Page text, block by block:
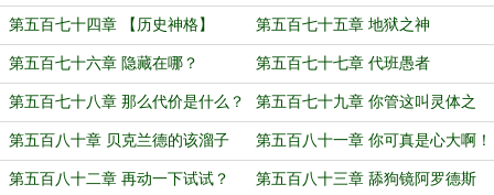
吗？！ 含金量
第五百七十四章 【历史神格】 第五百七十五章 地狱之神
第五百七十六章 隐藏在哪？ 第五百七十七章 代班愚者
第五百七十八章 那么代价是什么？ 第五百七十九章 你管这叫灵体之
线？！
第五百八十章 贝克兰德的该溜子 第五百八十一章 你可真是心大啊！
第五百八十二章 再动一下试试？ 第五百八十三章 舔狗镜阿罗德斯